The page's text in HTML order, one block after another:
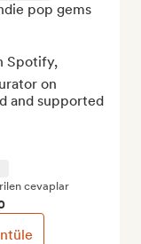
pop gems
Spotify,
on
and supported
cevaplar